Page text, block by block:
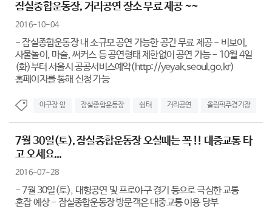
잠실종합운동장, 거리공연 장소 무료 제공 ~~
2016-10-04
- 잠실종합운동장 내 소규모 공연 가능한 공간 무료 제공 - 비보이,
사물놀이, 마술, 써커스 등 공연형태 제한없이 공연 가능 - 10월 4일
(화)부터 서울시 공공서비스예약(http://yeyak.seoul.go.kr)
홈페이지를 통해 신청 가능
야구장 앞 잠실종합운동장 쉼터 거리공연 올림픽주경기장
7월 30일(토), 잠실종합운동장 오실때는 꼭 !! 대중교통 타
고 오세요...
2016-07-28
- 7월 30일(토), 대형공연 및 프로야구 경기 등으로 극심한 교통
혼잡 예상 - 잠실종합운동장 방문객은 대중교통 이용 당부